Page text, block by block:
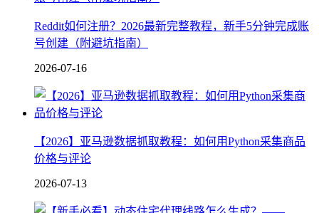
Reddit如何注册？2026最新完整教程，新手5分钟完成账
号创建（附避坑指南）
2026-07-16
【2026】亚马逊数据抓取教程：如何用Python采集商品
价格与评论
2026-07-13